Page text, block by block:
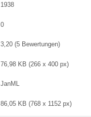
1938
0
3,20 (5 Bewertungen)
76,98 KB (266 x 400 px)
JanML
86,05 KB (768 x 1152 px)